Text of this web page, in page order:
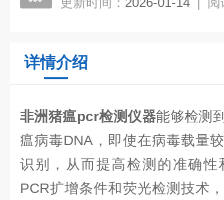
详情介绍
非洲猪瘟pcr检测仪器能够检测
瘟病毒DNA，即使在病毒载量
识别，从而提高检测的准确性
PCR扩增条件和荧光检测技术